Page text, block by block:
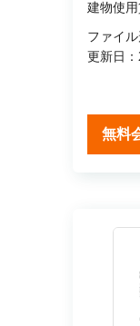
建物使
ファイ
更新日：
無料